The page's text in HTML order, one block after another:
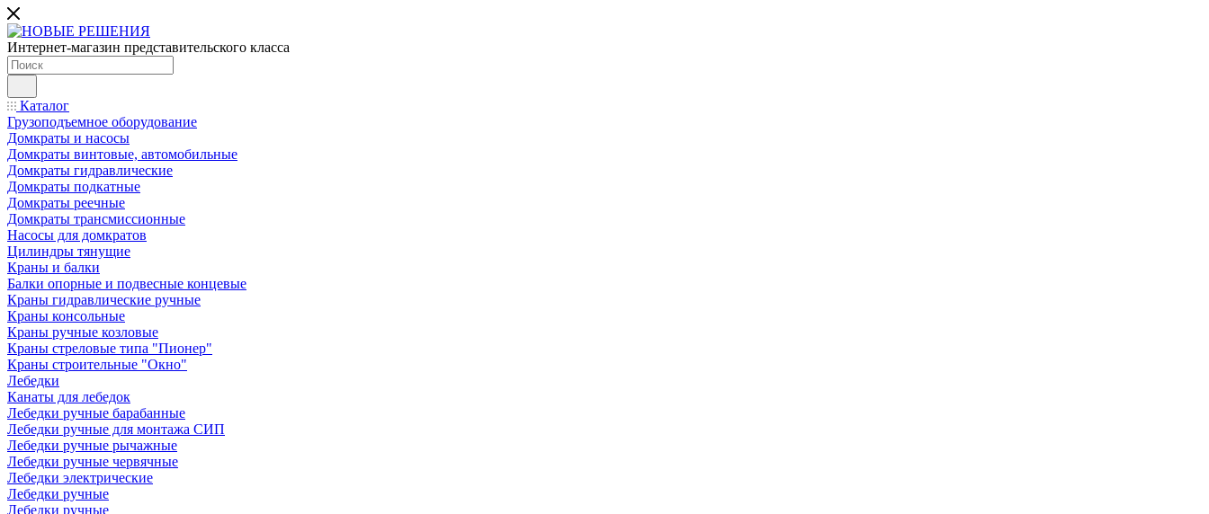
Интернет-магазин представительского класса
Каталог
Грузоподъемное оборудование
Домкраты и насосы
Домкраты винтовые, автомобильные
Домкраты гидравлические
Домкраты подкатные
Домкраты реечные
Домкраты трансмиссионные
Насосы для домкратов
Цилиндры тянущие
Краны и балки
Балки опорные и подвесные концевые
Краны гидравлические ручные
Краны консольные
Краны ручные козловые
Краны стреловые типа "Пионер"
Краны строительные "Окно"
Лебедки
Канаты для лебедок
Лебедки ручные барабанные
Лебедки ручные для монтажа СИП
Лебедки ручные рычажные
Лебедки ручные червячные
Лебедки электрические
Лебедки ручные
Лебедки ручные